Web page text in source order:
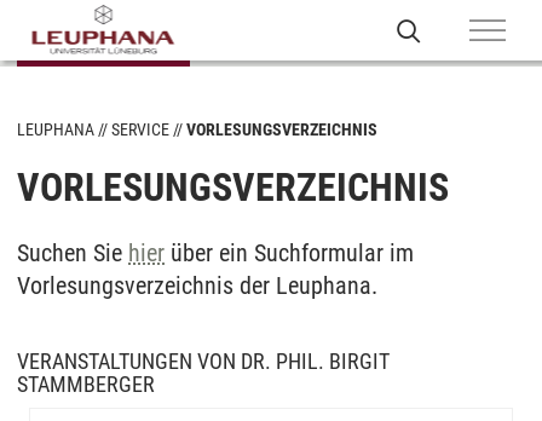
LEUPHANA SERVICE VORLESUNGSVERZEICHNIS
VORLESUNGSVERZEICHNIS
Suchen Sie hier über ein Suchformular im
Vorlesungsverzeichnis der Leuphana.
VERANSTALTUNGEN VON DR. PHIL. BIRGIT
STAMMBERGER